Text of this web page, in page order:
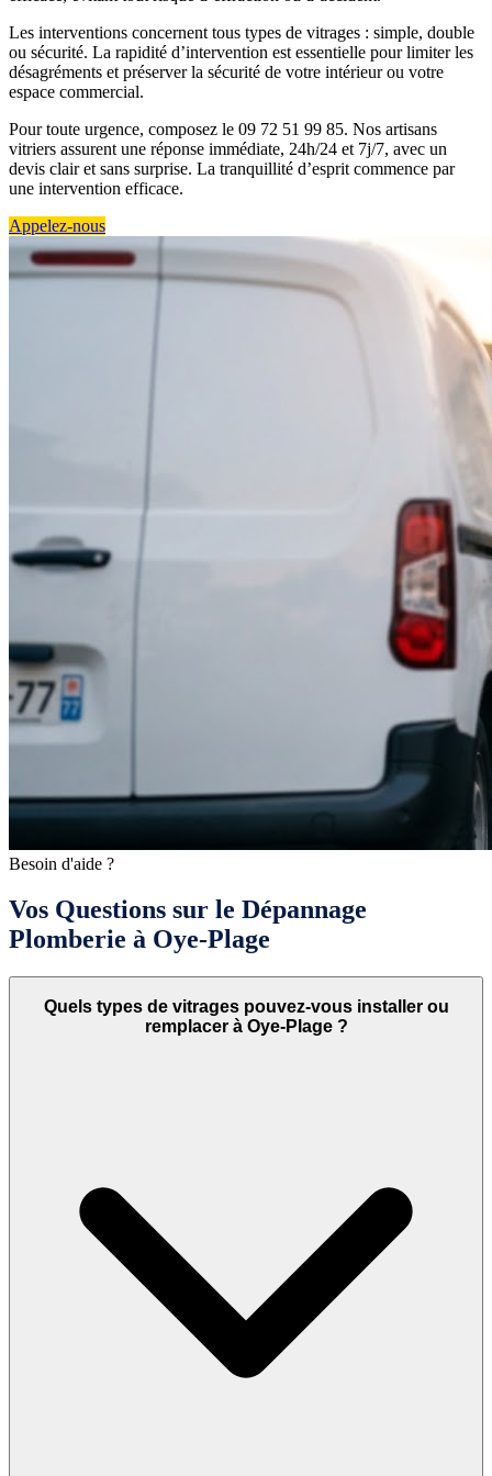
Les interventions concernent tous types de vitrages : simple, double
ou sécurité. La rapidité d’intervention est essentielle pour limiter les
désagréments et préserver la sécurité de votre intérieur ou votre
espace commercial.
Pour toute urgence, composez le 09 72 51 99 85. Nos artisans
vitriers assurent une réponse immédiate, 24h/24 et 7j/7, avec un
devis clair et sans surprise. La tranquillité d’esprit commence par
une intervention efficace.
Appelez-nous
Besoin d'aide ?
Vos Questions sur le Dépannage
Plomberie à Oye-Plage
Quels types de vitrages pouvez-vous installer ou
remplacer à Oye-Plage ?